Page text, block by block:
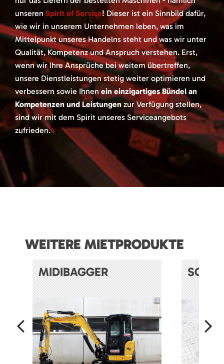
unseren Spirit of Service! Dieser ist ein Sinnbild dafür,
wie wir in unserem Unternehmen leben, was im
Mittelpunkt unseres Handelns steht und was wir unter
Qualität, Kompetenz und Anspruch verstehen. Erst,
wenn wir Ihre Ansprüche bei weitem übertreffen,
unsere Dienstleistungen stetig weiter optimieren und
verbessern sowie Ihnen ein einzigartiges Bündel an
Kompetenzen und Leistungen zur Verfügung stellen,
sind wir mit dem Spirit unseres Serviceangebots
zufrieden.
WEITERE MIETPRODUKTE
MIDIBAGGER